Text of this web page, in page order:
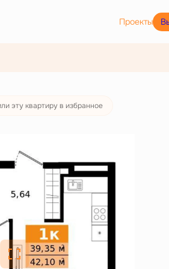
Проекты
эту квартиру в избранное